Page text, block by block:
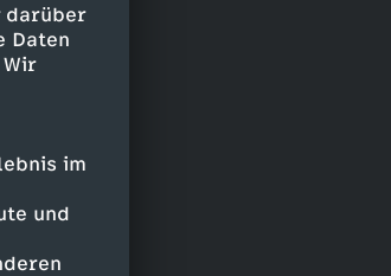
darüber
Daten
im
und